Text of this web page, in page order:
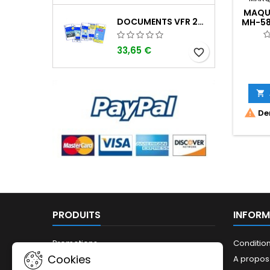
DOCUMENTS VFR 2026 SIA EDITION 1
33,65 € favorite_border
MH-


PRODUITS
Promotions
Nouveaux produits
A propos
Cookies